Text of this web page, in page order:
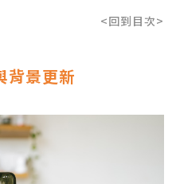
<回到目次>
背景更新